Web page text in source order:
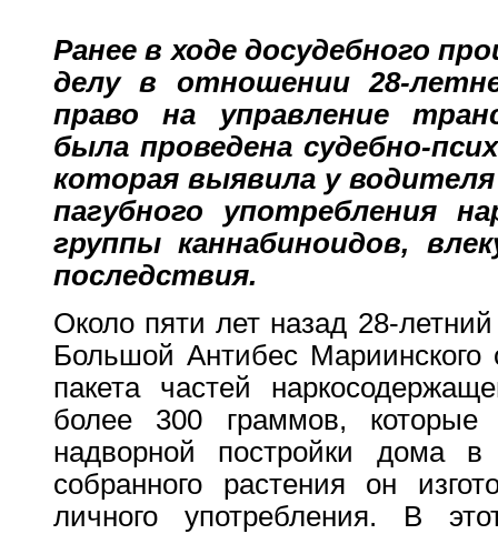
Ранее в ходе досудебного
делу в отношении 28-
право на управление
была проведена судебно-
которая выявила у
пагубного употребления
группы каннабиноидов,
последствия.
Около пяти лет назад 28-
Большой Антибес Мариинского
пакета частей
более 300 граммов,
надворной постройки дома
собранного растения он
личного употребления. В